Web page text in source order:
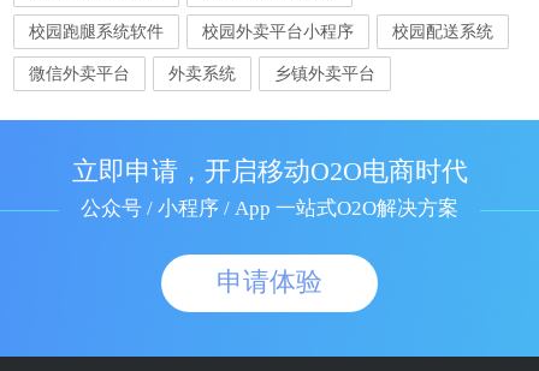
校园跑腿系统软件 校园外卖平台小程序 校园配送系统
微信外卖平台 外卖系统 乡镇外卖平台
立即申请，开启移动O2O电商时代
公众号 / 小程序 / App 一站式O2O解决方案
申请体验